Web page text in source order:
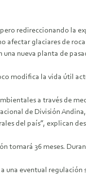
redireccionando la
glaciares de
nueva planta de
modifica la vida útil
a través de
de División
del país”, explican
tomará 36 meses.
una eventual